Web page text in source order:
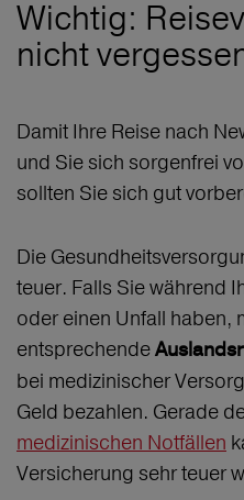
Wichtig:
nicht
Damit Ihre Reise nach
und Sie sich sorgenfrei
sollten Sie sich gut
Die
teuer. Falls Sie während
oder einen Unfall haben,
entsprechende
bei medizinischer
Geld bezahlen. Gerade
medizinischen Notfällen
Versicherung sehr teuer